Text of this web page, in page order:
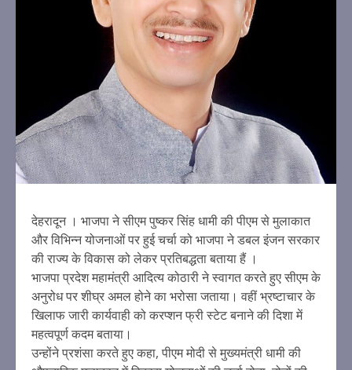
देहरादून । भाजपा ने सीएम पुष्कर सिंह धामी की पीएम से मुलाकात
और विभिन्न योजनाओं पर हुई चर्चा को भाजपा ने डबल इंजन सरकार
की राज्य के विकास को लेकर प्रतिबद्धता बताया हैं ।
भाजपा प्रदेश महामंत्री आदित्य कोठारी ने स्वागत करते हुए सीएम के
अनुरोध पर शीघ्र अमल होने का भरोसा जताया। वहीं भ्रष्टाचार के
खिलाफ जारी कार्यवाही को करप्शन फ्री स्टेट बनाने की दिशा में
महत्वपूर्ण कदम बताया।
उन्होंने प्रशंसा करते हुए कहा, पीएम मोदी से मुख्यमंत्री धामी की